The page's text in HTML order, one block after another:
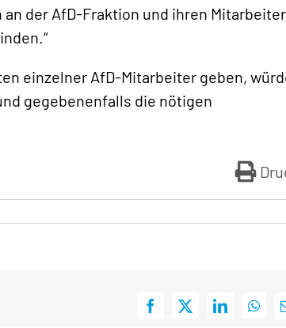
der AfD-Fraktion und ihren Mitarbeiter
einzelner AfD-Mitarbeiter geben,
gegebenenfalls die nötigen
Facebook
X LinkedIn